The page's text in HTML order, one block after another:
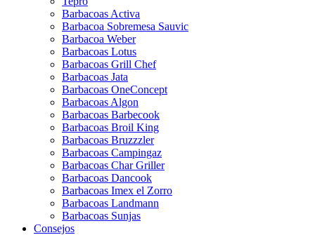
Barbacoas Activa
Barbacoa Sobremesa Sauvic
Barbacoa Weber
Barbacoas Lotus
Barbacoas Grill Chef
Barbacoas Jata
Barbacoas OneConcept
Barbacoas Algon
Barbacoas Barbecook
Barbacoas Broil King
Barbacoas Bruzzzler
Barbacoas Campingaz
Barbacoas Char Griller
Barbacoas Dancook
Barbacoas Imex el Zorro
Barbacoas Landmann
Barbacoas Sunjas
Consejos